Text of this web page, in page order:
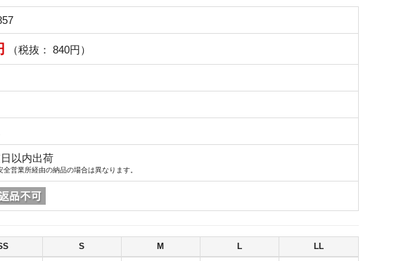
（税抜： 840円）
以内出荷
営業所経由の納品の場合は異なります。
S M L LL